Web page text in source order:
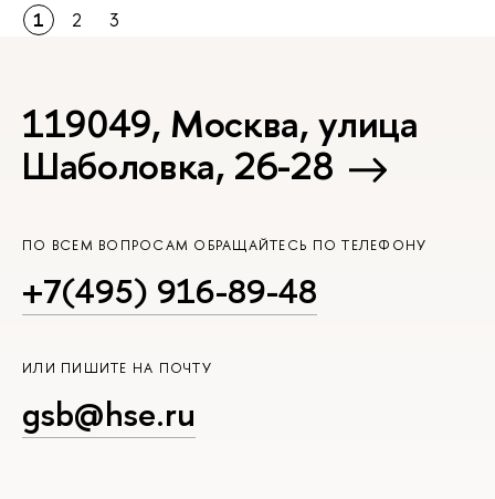
1 2 3
119049, Москва, улица
Шаболовка, 26-28
ПО ВСЕМ ВОПРОСАМ ОБРАЩАЙТЕСЬ ПО ТЕЛЕФОНУ
+7(495) 916-89-48
ИЛИ ПИШИТЕ НА ПОЧТУ
gsb@hse.ru